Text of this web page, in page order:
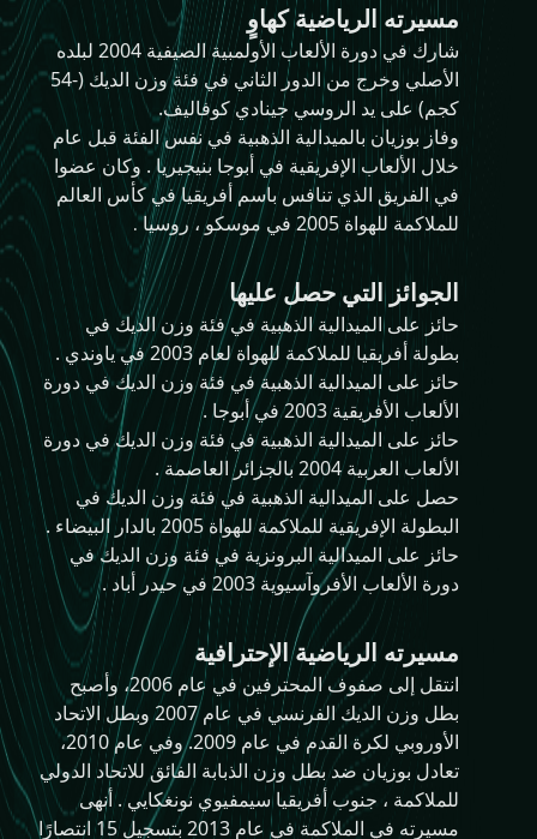
مسيرته الرياضية كهاوٍ
شارك في دورة الألعاب الأولمبية الصيفية 2004 لبلده
الأصلي وخرج من الدور الثاني في فئة وزن الديك (-54
كجم) على يد الروسي جينادي كوفاليف.
وفاز بوزيان بالميدالية الذهبية في نفس الفئة قبل عام
خلال الألعاب الإفريقية في أبوجا بنيجيريا . وكان عضوا
في الفريق الذي تنافس باسم أفريقيا في كأس العالم
للملاكمة للهواة 2005 في موسكو ، روسيا
.
الجوائز التي حصل عليها
حائز على الميدالية الذهبية في فئة وزن الديك في
بطولة أفريقيا للملاكمة للهواة لعام 2003 في ياوندي .
حائز على الميدالية الذهبية في فئة وزن الديك في دورة
الألعاب الأفريقية 2003 في أبوجا .
حائز على الميدالية الذهبية في فئة وزن الديك في دورة
الألعاب العربية 2004 بالجزائر العاصمة .
حصل على الميدالية الذهبية في فئة وزن الديك في
البطولة الإفريقية للملاكمة للهواة 2005 بالدار البيضاء .
حائز على الميدالية البرونزية في فئة وزن الديك في
دورة الألعاب الأفروآسيوية 2003 في حيدر أباد .
مسيرته الرياضية الإحترافية
انتقل إلى صفوف المحترفين في عام 2006، وأصبح
بطل وزن الديك الفرنسي في عام 2007 وبطل الاتحاد
الأوروبي لكرة القدم في عام 2009. وفي عام 2010،
تعادل بوزيان ضد بطل وزن الذبابة الفائق للاتحاد الدولي
للملاكمة ، جنوب أفريقيا سيمفيوي نونغكايي . أنهى
مسيرته في الملاكمة في عام 2013 بتسجيل 15 انتصارًا